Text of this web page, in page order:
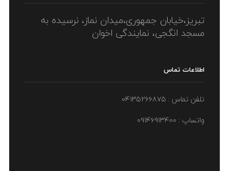
تبریز،خیابان جمهوری،میدان نماز، نرسیده به
مسجد انگجی، نمایندگی اخوان
اطلاعات تماس
تلفن تماس : ۰۴۱۳۵۲۶۶۸۷۵
واتساپ : ۰۹۱۴۶۹۱۳۴۰۰